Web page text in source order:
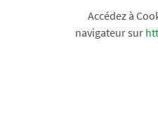
Accédez à
navigateur sur